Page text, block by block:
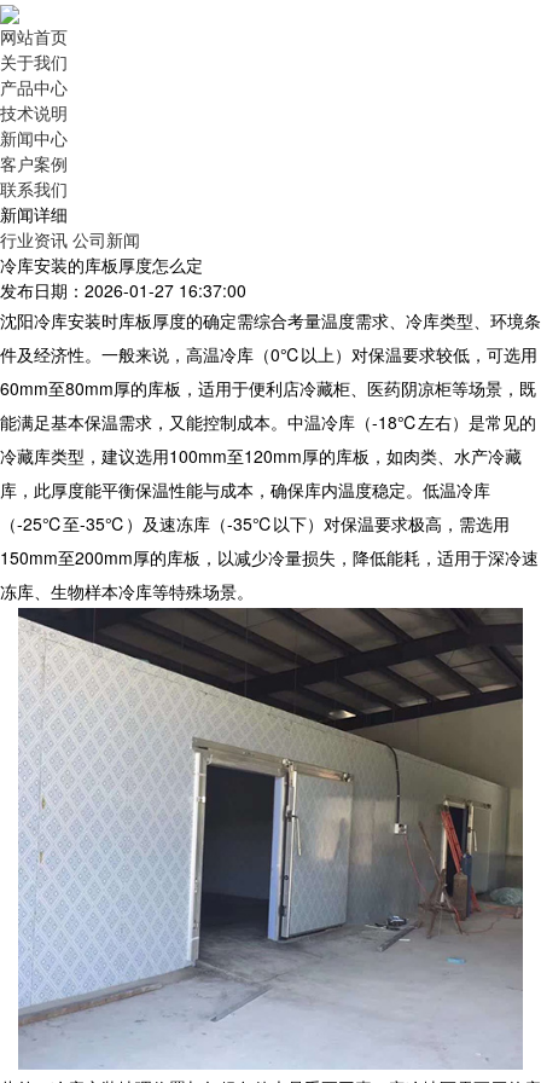
网站首页
关于我们
产品中心
技术说明
新闻中心
客户案例
联系我们
新闻详细
行业资讯 公司新闻
冷库安装的库板厚度怎么定
发布日期：2026-01-27 16:37:00
沈阳冷库安装时库板厚度的确定需综合考量温度需求、冷库类型、环境条
件及经济性。一般来说，高温冷库（0℃以上）对保温要求较低，可选用
60mm至80mm厚的库板，适用于便利店冷藏柜、医药阴凉柜等场景，既
能满足基本保温需求，又能控制成本。中温冷库（-18℃左右）是常见的
冷藏库类型，建议选用100mm至120mm厚的库板，如肉类、水产冷藏
库，此厚度能平衡保温性能与成本，确保库内温度稳定。低温冷库
（-25℃至-35℃）及速冻库（-35℃以下）对保温要求极高，需选用
150mm至200mm厚的库板，以减少冷量损失，降低能耗，适用于深冷速
冻库、生物样本冷库等特殊场景。